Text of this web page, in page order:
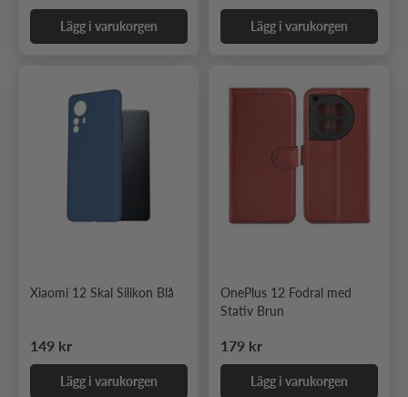
Lägg i varukorgen Lägg i varukorgen
Xiaomi 12 Skal Silikon Blå
Ordinarie pris
149 kr
Lägg i varukorgen
OnePlus 12 Fodral med
Stativ Brun
Ordinarie pris
179 kr
Lägg i varukorgen